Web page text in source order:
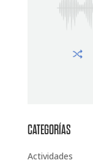
CATEGORÍAS
Actividades